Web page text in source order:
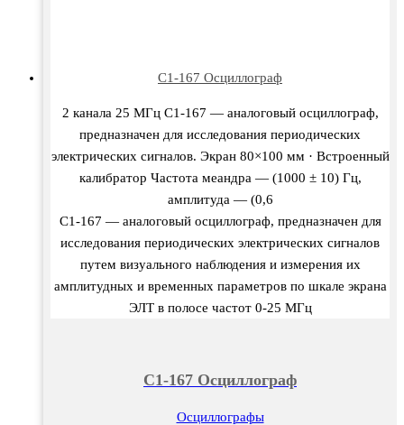
C1-167 Осциллограф
2 канала 25 МГц С1-167 — аналоговый осциллограф,
предназначен для исследования периодических
электрических сигналов. Экран 80×100 мм · Встроенный
калибратор Частота меандра — (1000 ± 10) Гц,
амплитуда — (0,6
С1-167 — аналоговый осциллограф, предназначен для
исследования периодических электрических сигналов
путем визуального наблюдения и измерения их
амплитудных и временных параметров по шкале экрана
ЭЛТ в полосе частот 0-25 МГц
C1-167 Осциллограф
Осциллографы